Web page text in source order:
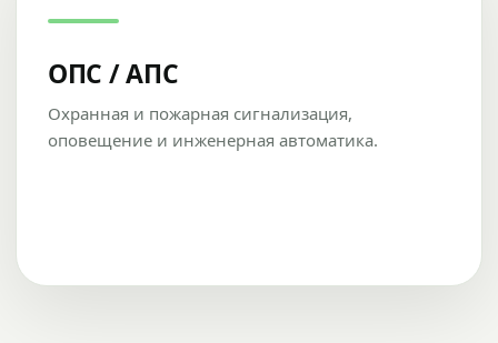
ОПС / АПС
Охранная и пожарная сигнализация,
оповещение и инженерная автоматика.